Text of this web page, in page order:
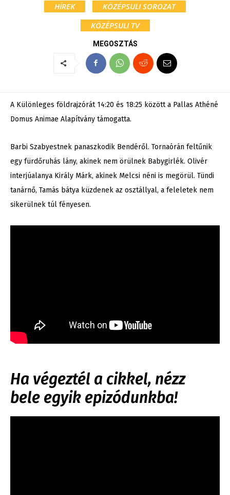
HÍREK
KÖZÉPSULI SOROZAT
KÖZÉPSULI TV
MEGOSZTÁS
A Különleges földrajzórát 14:20 és 18:25 között a Pallas Athéné
Domus Animae Alapítvány támogatta.
Barbi Szabyestnek panaszkodik Bendéről. Tornaórán feltűnik
egy fürdőruhás lány, akinek nem örülnek Babygirlék. Olivér
interjúalanya Király Márk, akinek Melcsi néni is megörül. Tündi
tanárnő, Tamás bátya küzdenek az osztállyal, a feleletek nem
sikerülnek túl fényesen.
Ha végeztél a cikkel, nézz
bele egyik epizódunkba!